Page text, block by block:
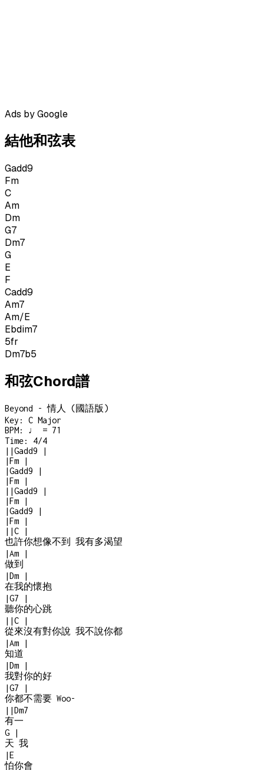
Ads by Google
結他和弦表
Gadd9
Fm
C
Am
Dm
G7
Dm7
G
E
F
Cadd9
Am7
Am/E
Ebdim7
5fr
Dm7b5
和弦Chord譜
Beyond - 情人 (國語版)
Key: C Major
BPM: ♩ = 71
Time: 4/4
| |Gadd9
|
|Fm
|
|Gadd9
|
|Fm
|
| |Gadd9
|
|Fm
|
|Gadd9
|
|Fm
|
| |C
|
也許你想像不到 我有多渴望
|Am
|
做到
|Dm
|
在我的懷抱
|G7
|
聽你的心跳
| |C
|
從來沒有對你說 我不說你都
|Am
|
知道
|Dm
|
我對你的好
|G7
|
你都不需要 Woo-
| |Dm7
有一
G
|
天 我
|E
怕你會